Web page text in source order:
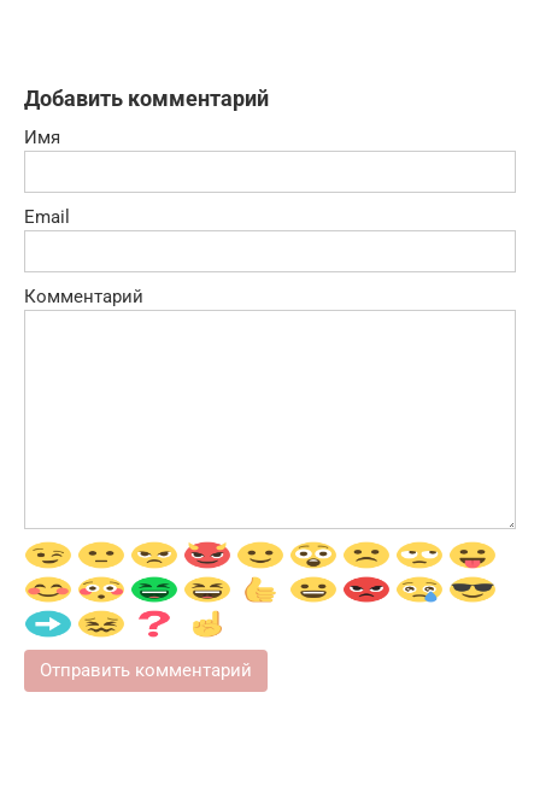
Добавить комментарий
Имя
Email
Комментарий